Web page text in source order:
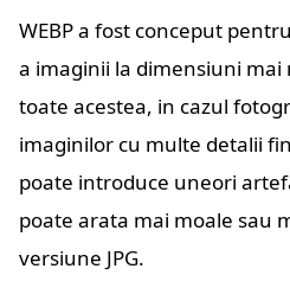
WEBP a fost conceput
a imaginii la dimensiuni mai
toate acestea, in cazul
imaginilor cu multe detalii
poate introduce uneori
poate arata mai moale sau
versiune JPG.